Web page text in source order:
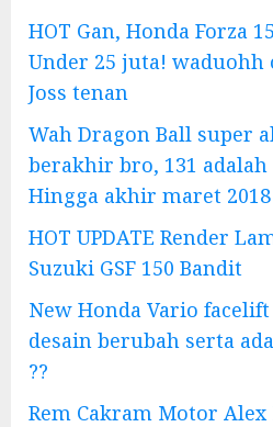
HOT Gan, Honda Forza
Under 25 juta! waduohh
Joss tenan
Wah Dragon Ball super
berakhir bro, 131
Hingga akhir maret 2018
HOT UPDATE Render
Suzuki GSF 150 Bandit
New Honda Vario facelift
desain berubah serta
??
Rem Cakram Motor